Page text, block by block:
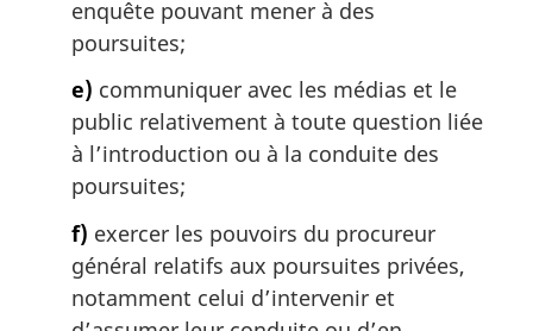
enquête pouvant mener à des
poursuites;
e) communiquer avec les médias et le
public relativement à toute question liée
à l’introduction ou à la conduite des
poursuites;
f) exercer les pouvoirs du procureur
général relatifs aux poursuites privées,
notamment celui d’intervenir et